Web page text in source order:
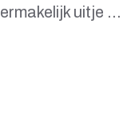
uitje …